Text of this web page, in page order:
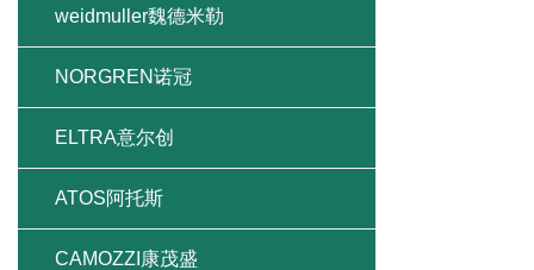
weidmuller魏德米勒
NORGREN诺冠
ELTRA意尔创
ATOS阿托斯
CAMOZZI康茂盛